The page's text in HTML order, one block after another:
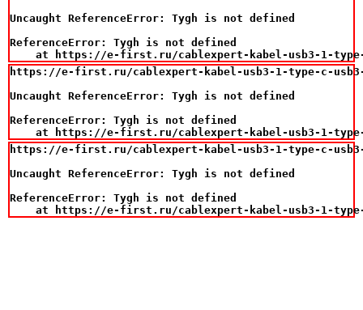
Uncaught ReferenceError: Tygh is not defined
ReferenceError: Tygh is not defined
at https://e-first.ru/cablexpert-kabel-usb3-1-
https://e-first.ru/cablexpert-kabel-usb3-1-type-c-usb3-1-
Uncaught ReferenceError: Tygh is not defined
ReferenceError: Tygh is not defined
at https://e-first.ru/cablexpert-kabel-usb3-1-
https://e-first.ru/cablexpert-kabel-usb3-1-type-c-usb3-1-
Uncaught ReferenceError: Tygh is not defined
ReferenceError: Tygh is not defined
at https://e-first.ru/cablexpert-kabel-usb3-1-